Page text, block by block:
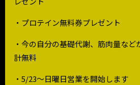
・プロテイン無料券プレゼント
・今の自分の基礎代謝、筋肉量な
計無料
・5/23～日曜日営業を開始します